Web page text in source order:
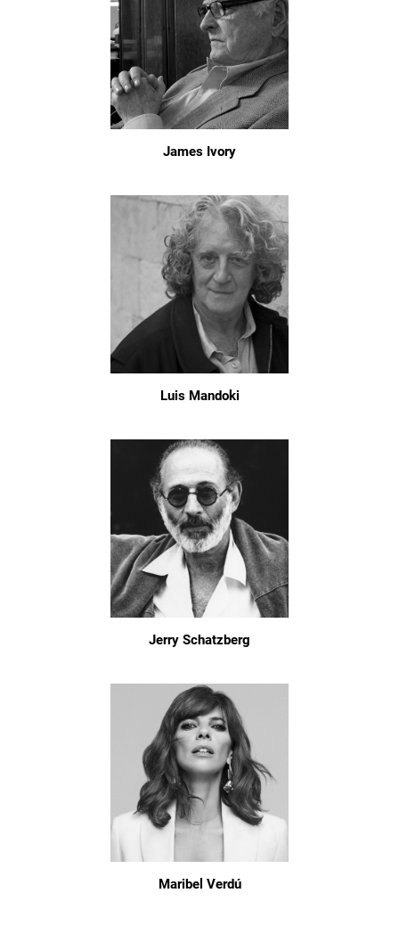
James Ivory
Luis Mandoki
Jerry Schatzberg
Maribel Verdú